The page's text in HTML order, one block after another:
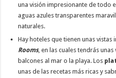
una visión impresionante de todo
aguas azules transparentes
naturales.
Hay hoteles que tienen unas vistas
Rooms, en las cuales tendrás
balcones al mar o la playa. Los
unas de las recetas más ricas y